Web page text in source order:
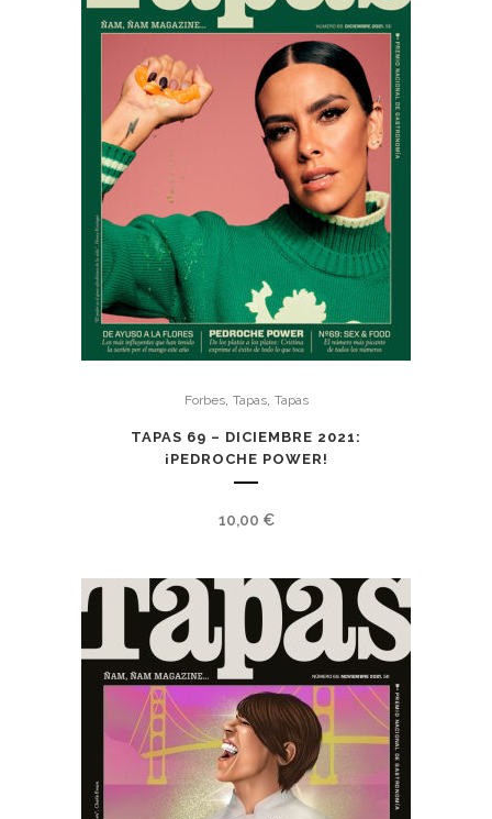
Forbes, Tapas, Tapas
TAPAS 69 – DICIEMBRE 2021:
¡PEDROCHE POWER!
10,00 €